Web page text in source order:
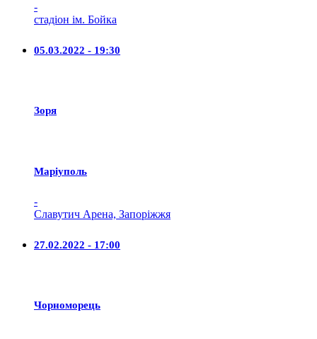
-
стадіон ім. Бойка
05.03.2022 - 19:30
Зоря
Маріуполь
-
Славутич Арена, Запоріжжя
27.02.2022 - 17:00
Чорноморець